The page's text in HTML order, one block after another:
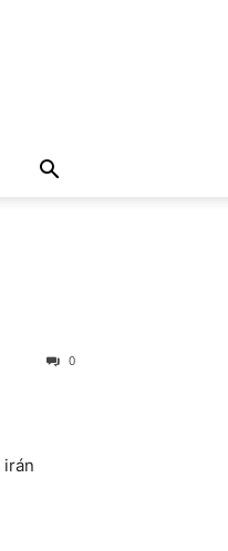
0
irán